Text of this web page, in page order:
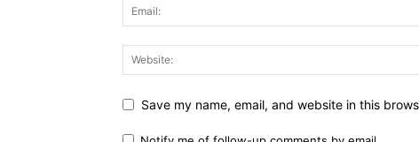
Save my name, email, and website in this